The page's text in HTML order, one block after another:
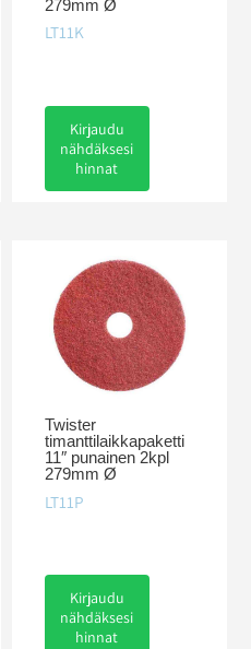
279mm Ø
LT11K
Kirjaudu
nähdäksesi
hinnat
Twister
timanttilaikkapaketti
11″ punainen 2kpl
279mm Ø
LT11P
Kirjaudu
nähdäksesi
hinnat